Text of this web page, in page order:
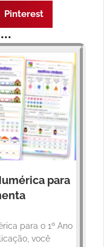
Pinterest
para
para o 1º Ano
você